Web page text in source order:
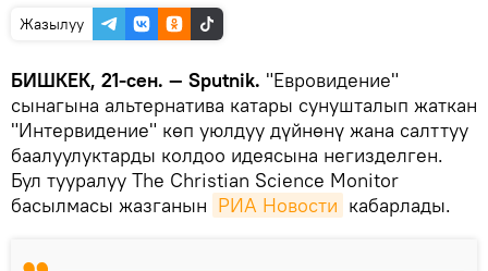
Жазылуу
БИШКЕК, 21-сен. — Sputnik. "Евровидение"
сынагына альтернатива катары сунушталып жаткан
"Интервидение" көп уюлдуу дүйнөнү жана салттуу
баалуулуктарды колдоо идеясына негизделген.
Бул тууралуу The Christian Science Monitor
басылмасы жазганын РИА Новости кабарлады.